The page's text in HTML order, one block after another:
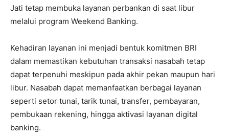
Jati tetap membuka layanan perbankan di saat libur
melalui program Weekend Banking.
Kehadiran layanan ini menjadi bentuk komitmen BRI
dalam memastikan kebutuhan transaksi nasabah tetap
dapat terpenuhi meskipun pada akhir pekan maupun hari
libur. Nasabah dapat memanfaatkan berbagai layanan
seperti setor tunai, tarik tunai, transfer, pembayaran,
pembukaan rekening, hingga aktivasi layanan digital
banking.